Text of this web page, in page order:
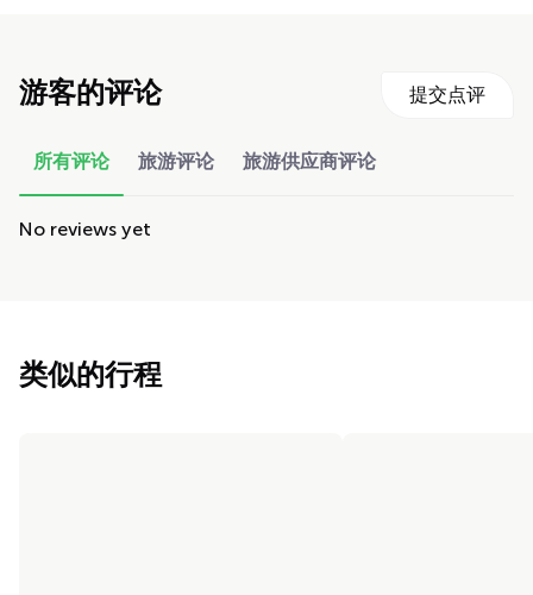
游客的评论 提交点评
所有评论 旅游评论 旅游供应商评论
No reviews yet
类似的行程